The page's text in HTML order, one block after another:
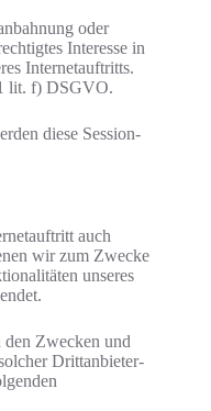
oder
Interesse in
Internetauftritts.
lit. f) DSGVO.
diese Session-
auch
wir zum Zwecke
unseres
den Zwecken und
Drittanbieter-